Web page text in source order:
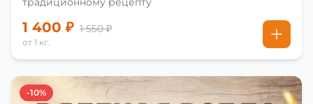
1 400 ₽ 1 550 ₽
от 1 кг.
-10%